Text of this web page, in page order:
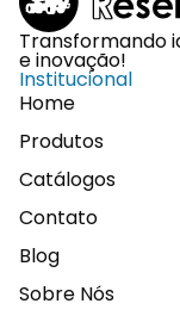
Transformando
e inovação!
Institucional
Home
Produtos
Catálogos
Contato
Blog
Sobre Nós